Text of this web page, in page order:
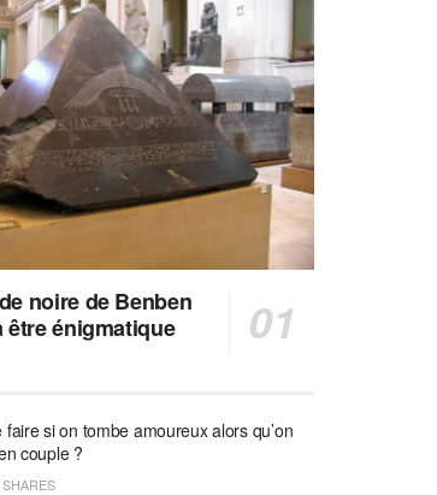
noire de Benben
être énigmatique
faire si on tombe amoureux alors qu’on
couple ?